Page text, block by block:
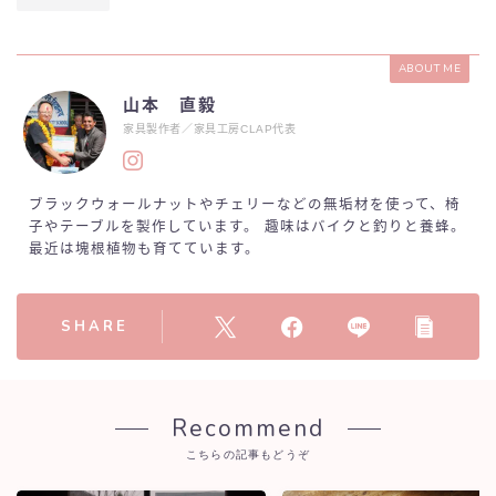
ABOUT ME
山本 直毅
家具製作者／家具工房CLAP代表
ブラックウォールナットやチェリーなどの無垢材を使って、椅
子やテーブルを製作しています。 趣味はバイクと釣りと養蜂。
最近は塊根植物も育てています。
SHARE
Recommend
こちらの記事もどうぞ